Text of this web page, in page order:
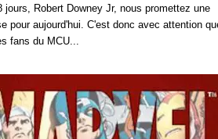
jours, Robert Downey Jr, nous promettez une
pour aujourd'hui. C'est donc avec attention
fans du MCU...